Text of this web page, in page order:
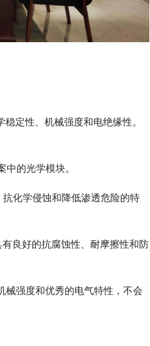
定性、机械强度和电绝缘性。
的光学模块。
化学侵蚀和降低渗透危险的特
良好的抗腐蚀性、耐摩擦性和防
械强度和优秀的电气特性，不会